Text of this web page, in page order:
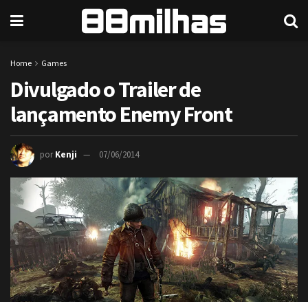
Home Games
Divulgado o Trailer de
lançamento Enemy Front
por Kenji 07/06/2014